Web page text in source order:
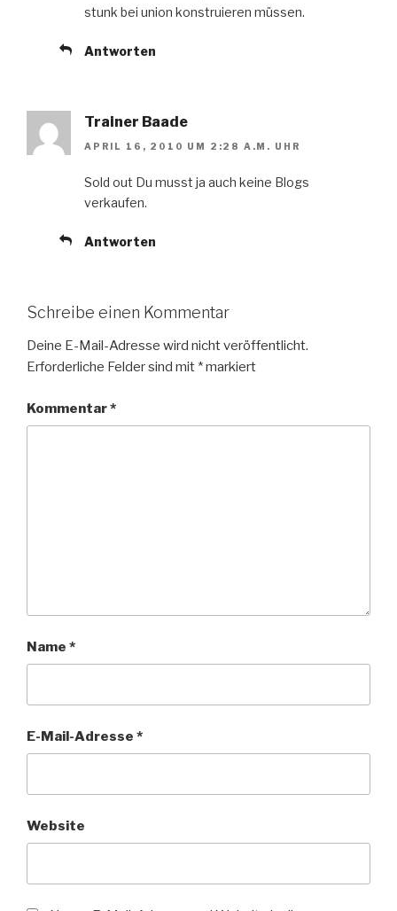
stunk bei union konstruieren müssen.
Antworten
Trainer Baade
APRIL 16, 2010 UM 2:28 A.M. UHR
Sold out Du musst ja auch keine Blogs
verkaufen.
Antworten
Schreibe einen Kommentar
Deine E-Mail-Adresse wird nicht veröffentlicht.
Erforderliche Felder sind mit *markiert
Kommentar*
Name *
E-Mail-Adresse *
Website